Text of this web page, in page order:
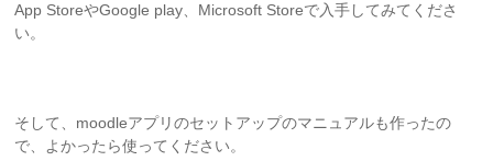
App StoreやGoogle play、Microsoft Storeで入手してみてくださ
い。
そして、moodleアプリのセットアップのマニュアルも作ったの
で、よかったら使ってください。